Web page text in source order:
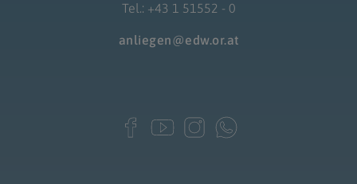
Tel.: +43 1 51552 - 0
anliegen@edw.or.at